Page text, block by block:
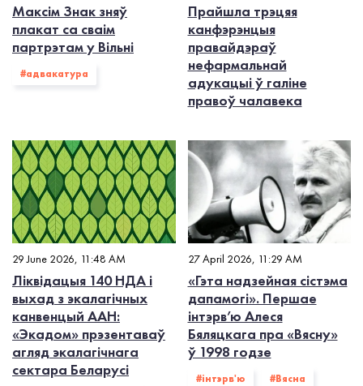
Максім Знак зняў
плакат са сваім
партрэтам у Вільні
#адвакатура
Прайшла трэцяя
канфэрэнцыя
правайдэраў
нефармальнай
адукацыі ў галіне
правоў чалавека
29 June 2026, 11:48 AM
Ліквідацыя 140 НДА і
выхад з экалагiчных
канвенцый ААН:
«Экадом» прэзентаваў
агляд экалагічнага
сектара Беларусі
27 April 2026, 11:29 AM
«Гэта надзейная сістэма
дапамогі». Першае
інтэрв’ю Алеся
Бяляцкага пра «Вясну»
ў 1998 годзе
#інтэрв'ю #Вясна